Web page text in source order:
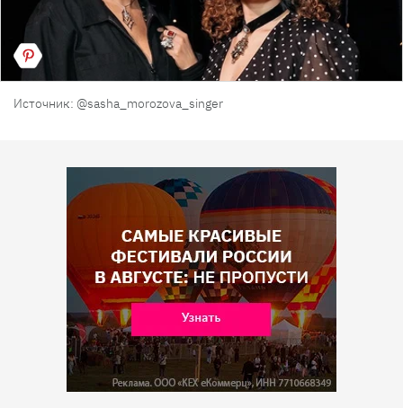
Источник: @sasha_morozova_singer